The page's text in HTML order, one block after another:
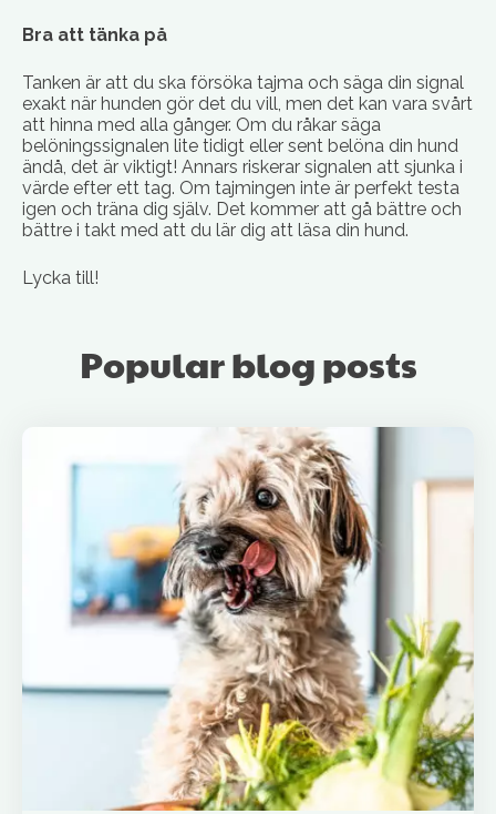
Bra att tänka på
Tanken är att du ska försöka tajma och säga din signal
exakt när hunden gör det du vill, men det kan vara svårt
att hinna med alla gånger. Om du råkar säga
belöningssignalen lite tidigt eller sent belöna din hund
ändå, det är viktigt! Annars riskerar signalen att sjunka i
värde efter ett tag. Om tajmingen inte är perfekt testa
igen och träna dig själv. Det kommer att gå bättre och
bättre i takt med att du lär dig att läsa din hund.
Lycka till!
Popular blog posts